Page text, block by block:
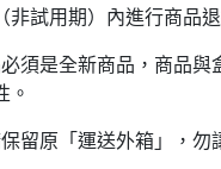
非試用期）內進行商品
須是全新商品，商品與
。
留原「運送外箱」，勿